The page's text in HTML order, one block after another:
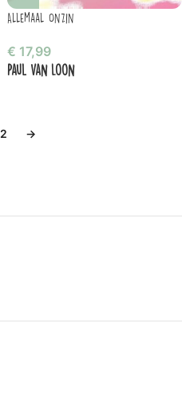
Allemaal Onzin
€ 17,99
Paul van Loon
2 →